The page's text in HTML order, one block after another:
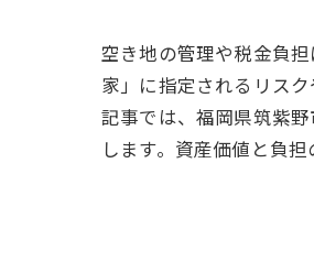
空き地の管理や税金負
家」に指定されるリス
記事では、福岡県筑紫
します。資産価値と負